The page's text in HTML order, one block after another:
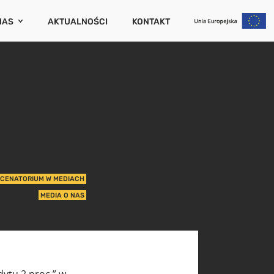
(SZKODOWOŚĆ)
AKTUALNOŚCI KONTAKT
CENATORIUM W MEDIACH
MEDIA O NAS